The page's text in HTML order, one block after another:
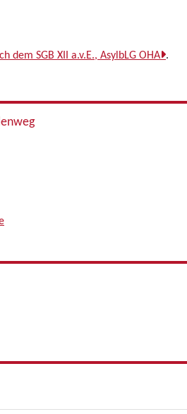
dem SGB XII a.v.E., AsylbLG OHA .